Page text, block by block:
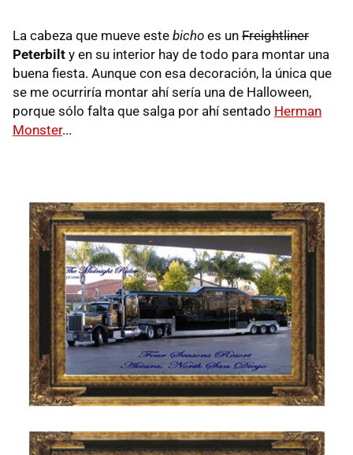
La cabeza que mueve este bicho es un Freightliner
Peterbilt y en su interior hay de todo para montar una
buena fiesta. Aunque con esa decoración, la única que
se me ocurriría montar ahí sería una de Halloween,
porque sólo falta que salga por ahí sentado Herman
Monster...